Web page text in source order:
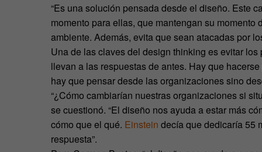
“Es una solución pensada desde el diseño. Este
momento para ellas, que mantengan su
ambiente. Además, evita que sean atacadas por
Una de las claves del design thinking es evitar
llevan a las respuestas de antes. Hay que
hay que pensar desde las organizaciones sino
“¿Cómo cambiarían nuestras organizaciones si
se cuestionó. “El diseño nos ayuda a estar más
cómo que el qué. Einstein decía que dedicaría 55
respuesta”.